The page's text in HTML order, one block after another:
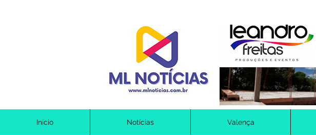
Início Notícias Valença